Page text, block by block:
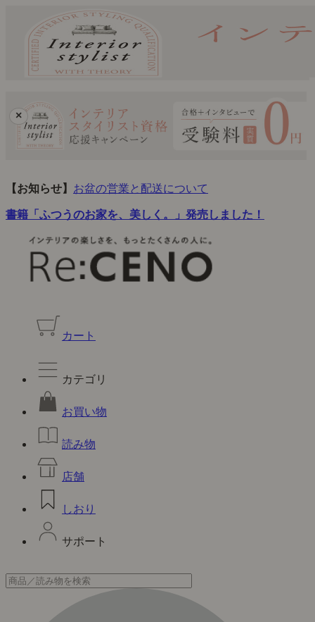
×
【お知らせ】 お盆の営業と配送について
書籍「ふつうのお家を、美しく。」発売しました！
カート
カテゴリ
お買い物
読み物
店舗
しおり
サポート